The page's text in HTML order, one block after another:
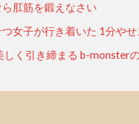
肛筋を鍛えなさい
女子が行き着いた 1分や
しく引き締まる b-monster